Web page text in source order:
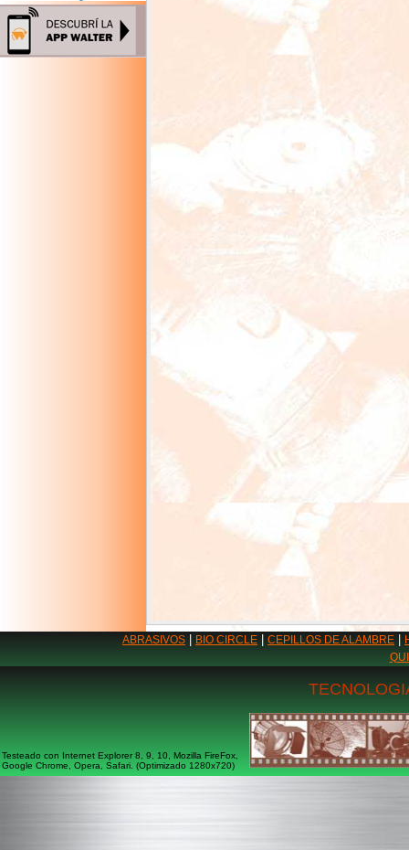
ABRASIVOS BIO CIRCLE CEPILLOS DE ALAMBRE
Testeado con Internet Explorer 8, 9, 10, Mozilla FireFox,
Google Chrome, Opera, Safari. (Optimizado 1280x720)